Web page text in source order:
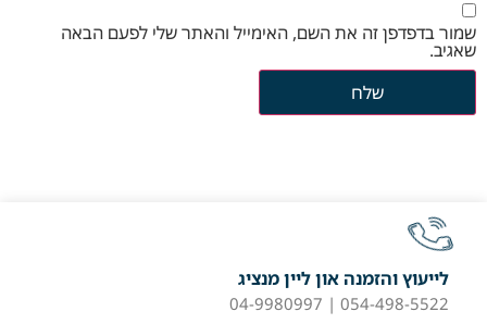
שמור בדפדפן זה את השם, האימייל והאתר שלי לפעם הבאה
שאגיב.
לייעוץ והזמנה און ליין מנציג
054-498-5522 | 04-9980997